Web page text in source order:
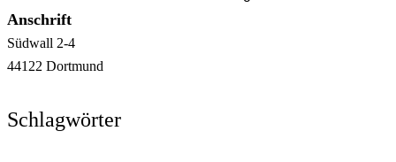
Anschrift
Südwall 2-4
44122 Dortmund
Schlagwörter